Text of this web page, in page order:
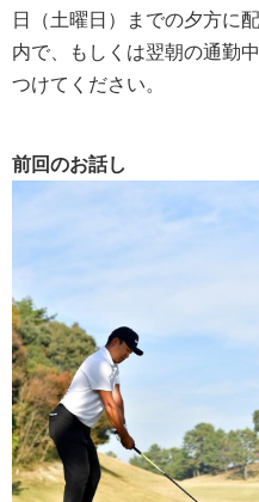
日（土曜日）までの夕方に
内で、もしくは翌朝の通勤
つけてください。
前回のお話し